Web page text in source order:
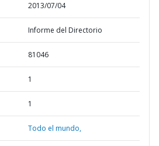
2013/07/04
Informe del Directorio
81046
1
1
Todo el mundo,